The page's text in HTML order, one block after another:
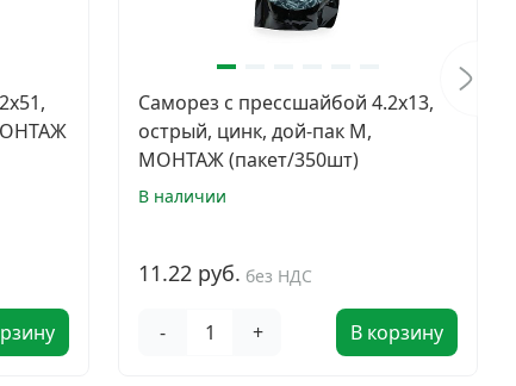
Саморез с прессшайбой 4.2x13,
острый, цинк, дой-пак M,
МОНТАЖ (пакет/350шт)
В наличии
11.22 руб. без НДС
- + В корзину